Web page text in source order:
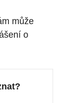
může
o